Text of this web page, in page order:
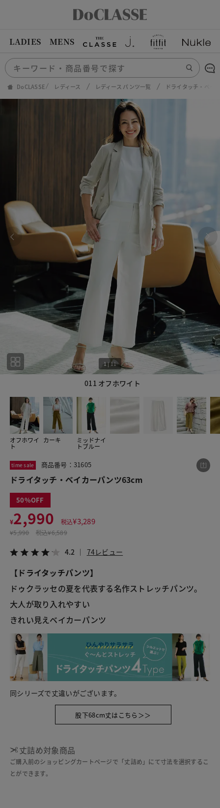
LADIES MENS
DoCLASSE レディース レディース パンツ一覧 ドライタッチ・ベイ
011 オフホワイト
1|11
オフホワイ
ト
カーキ ミッドナイ
トブルー
time sale 商品番号：31605
ドライタッチ・ベイカーパンツ63cm
50
¥2,990 税込¥3,289
¥5,990 税込¥6,589
4.2 74レビュー
【ドライタッチパンツ】
ドゥクラッセの夏を代表する名作ストレッチパンツ。
大人が取り入れやすい
きれい見えベイカーパンツ
同シリーズで丈違いがございます。
股下68cm丈はこちら＞＞
丈詰め対象商品
ご購入前のショッピングカートページで「丈詰め」にて寸法を選択するこ
とができます。
この商品をシェアする
¥2,990
税込¥3,289
LINE X メール